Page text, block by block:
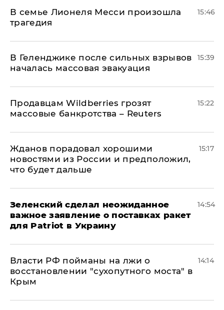
В семье Лионеля Месси произошла
трагедия
15:46
В Геленджике после сильных взрывов
началась массовая эвакуация
15:39
Продавцам Wildberries грозят
массовые банкротства – Reuters
15:22
Жданов порадовал хорошими
новостями из России и предположил,
что будет дальше
15:17
Зеленский сделал неожиданное
важное заявление о поставках ракет
для Patriot в Украину
14:54
Власти РФ пойманы на лжи о
восстановлении "сухопутного моста" в
Крым
14:14